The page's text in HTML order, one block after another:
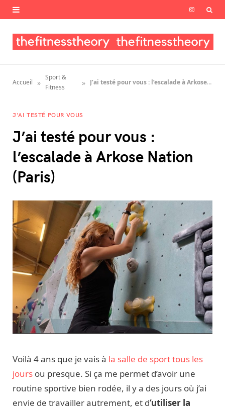
I
s
a
Accueil »
Sport &
Fitness
» J’ai testé pour vous : l’escalade à Arkose Nation (Paris)
J'AI TESTÉ POUR VOUS
J’ai testé pour vous :
l’escalade à Arkose Nation
(Paris)
Voilà 4 ans que je vais à la salle de sport tous les
jours ou presque. Si ça me permet d’avoir une
routine sportive bien rodée, il y a des jours où j’ai
envie de travailler autrement, et d‘utiliser la